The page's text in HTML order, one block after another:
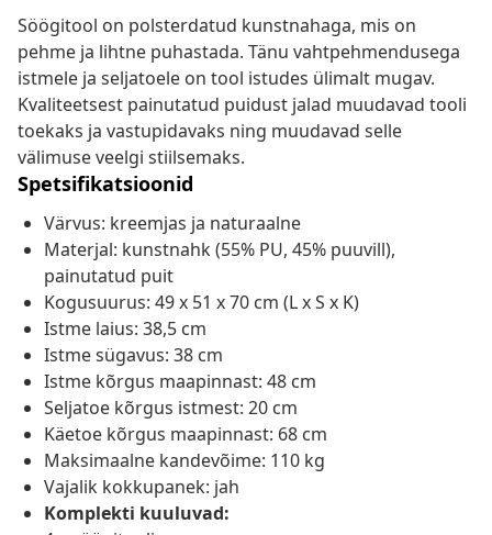
Söögitool on polsterdatud kunstnahaga, mis on
pehme ja lihtne puhastada. Tänu vahtpehmendusega
istmele ja seljatoele on tool istudes ülimalt mugav.
Kvaliteetsest painutatud puidust jalad muudavad tooli
toekaks ja vastupidavaks ning muudavad selle
välimuse veelgi stiilsemaks.
Spetsifikatsioonid
Värvus: kreemjas ja naturaalne
Materjal: kunstnahk (55% PU, 45% puuvill),
painutatud puit
Kogusuurus: 49 x 51 x 70 cm (L x S x K)
Istme laius: 38,5 cm
Istme sügavus: 38 cm
Istme kõrgus maapinnast: 48 cm
Seljatoe kõrgus istmest: 20 cm
Käetoe kõrgus maapinnast: 68 cm
Maksimaalne kandevõime: 110 kg
Vajalik kokkupanek: jah
Komplekti kuuluvad: